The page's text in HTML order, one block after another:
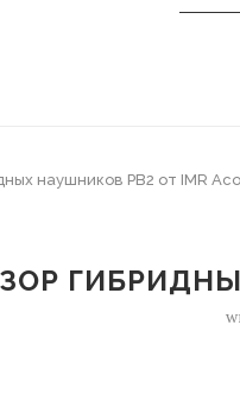
наушников PB2 от IMR